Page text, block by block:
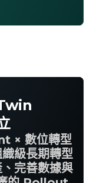
× 數位轉型
級長期轉型
完善數據與